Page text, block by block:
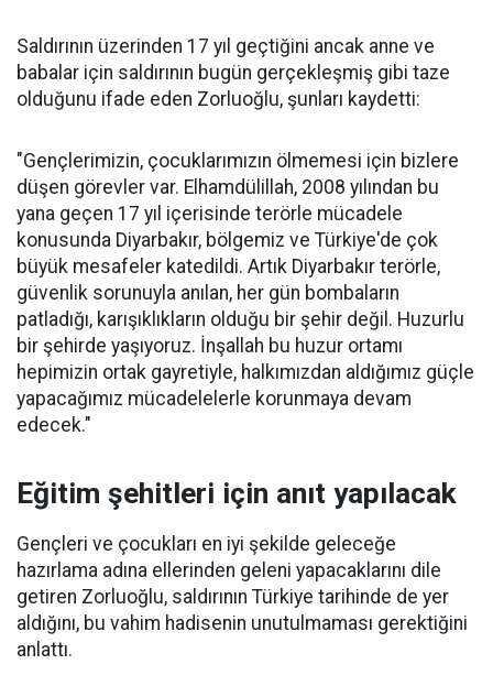
Saldırının üzerinden 17 yıl geçtiğini ancak anne ve
babalar için saldırının bugün gerçekleşmiş gibi taze
olduğunu ifade eden Zorluoğlu, şunları kaydetti:
"Gençlerimizin, çocuklarımızın ölmemesi için bizlere
düşen görevler var. Elhamdülillah, 2008 yılından bu
yana geçen 17 yıl içerisinde terörle mücadele
konusunda Diyarbakır, bölgemiz ve Türkiye'de çok
büyük mesafeler katedildi. Artık Diyarbakır terörle,
güvenlik sorunuyla anılan, her gün bombaların
patladığı, karışıklıkların olduğu bir şehir değil. Huzurlu
bir şehirde yaşıyoruz. İnşallah bu huzur ortamı
hepimizin ortak gayretiyle, halkımızdan aldığımız güçle
yapacağımız mücadelelerle korunmaya devam
edecek."
Eğitim şehitleri için anıt yapılacak
Gençleri ve çocukları en iyi şekilde geleceğe
hazırlama adına ellerinden geleni yapacaklarını dile
getiren Zorluoğlu, saldırının Türkiye tarihinde de yer
aldığını, bu vahim hadisenin unutulmaması gerektiğini
anlattı.